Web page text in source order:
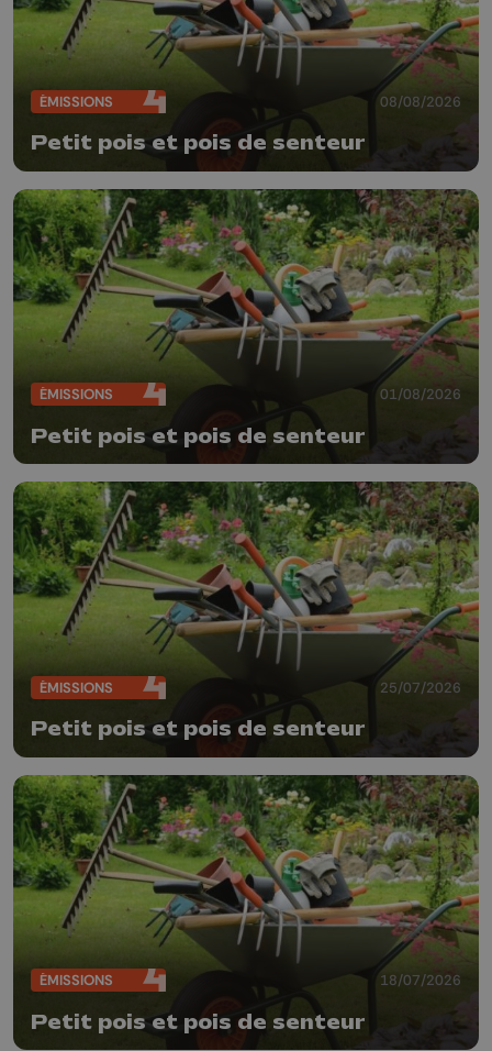
ÉMISSIONS 08/08/2026
Petit pois et pois de senteur
ÉMISSIONS 01/08/2026
Petit pois et pois de senteur
ÉMISSIONS 25/07/2026
Petit pois et pois de senteur
ÉMISSIONS 18/07/2026
Petit pois et pois de senteur